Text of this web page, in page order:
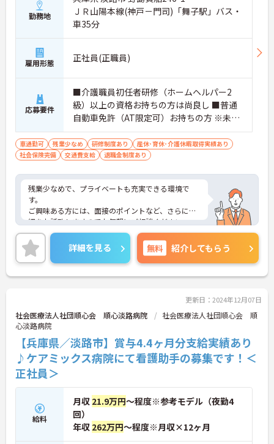
勤務地
ＪＲ山陽本線(神戸－門司)「舞子駅」バス・
車35分
雇用形態 正社員(正職員)
応募要件
■介護職員初任者研修（ホームヘルパー2
級）以上の資格お持ちの方は尚良し ■普通
自動車免許（AT限定可）お持ちの方 ※未経
験者応相談
車通勤可 残業少なめ 研修制度あり
産休･育休･介護休暇取得実績あり
社会保険完備
交通費支給 退職金制度あり
残業少なめで、プライベートも充実できる環境で
す。
ご興味ある方には、面接のポイントなど、さらに詳
細をお話致しますのでお気軽にご相談ください。
詳細を見る 無料 紹介してもらう
更新日：2024年12月07日
社会医療法人社団順心会 順心淡路病院
社会医療法人社団順心会 順
心淡路病院
【兵庫県／淡路市】賞与4.4ヶ月分支給実績あり
♪ケアミックス病院にて看護助手の募集です！＜
正社員＞
給料
月収 21.9万円～程度※参考モデル（夜勤4
回）
年収 262万円～程度※月収×12ヶ月